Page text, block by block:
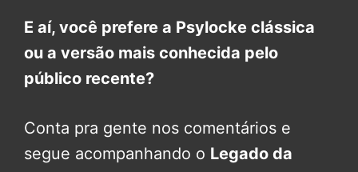
E aí, você prefere a Psylocke clássica
ou a versão mais conhecida pelo
público recente?
Conta pra gente nos comentários e
segue acompanhando o Legado da